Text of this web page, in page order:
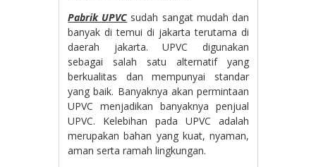
Pabrik UPVC sudah sangat mudah dan
banyak di temui di jakarta terutama di
daerah jakarta. UPVC digunakan
sebagai salah satu alternatif yang
berkualitas dan mempunyai standar
yang baik. Banyaknya akan permintaan
UPVC menjadikan banyaknya penjual
UPVC. Kelebihan pada UPVC adalah
merupakan bahan yang kuat, nyaman,
aman serta ramah lingkungan.